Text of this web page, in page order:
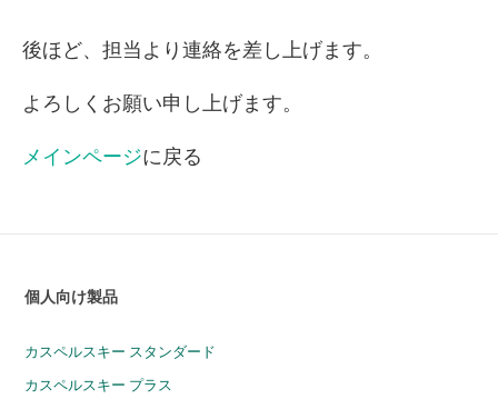
後ほど、担当より連絡を差し上げます。
よろしくお願い申し上げます。
メインページに戻る
個人向け製品
カスペルスキー スタンダード
カスペルスキー プラス